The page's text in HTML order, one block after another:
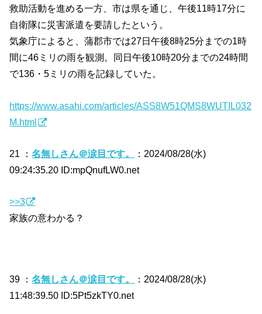
救助活動を進める一方、市は県を通じ、午後11時17分に
自衛隊に災害派遣を要請したという。
気象庁によると、蒲郡市では27日午後8時25分までの1時
間に46ミリの雨を観測。同日午後10時20分までの24時間
で136・5ミリの雨を記録していた。
https://www.asahi.com/articles/ASS8W51QMS8WUTIL032
M.html
21 ：名無しさん＠涙目です。
：2024/08/28(水)
09:24:35.20 ID:mpQnufLW0.net
>>3
家族の意わかる？
39 ：名無しさん＠涙目です。
：2024/08/28(水)
11:48:39.50 ID:5Pt5zkTY0.net